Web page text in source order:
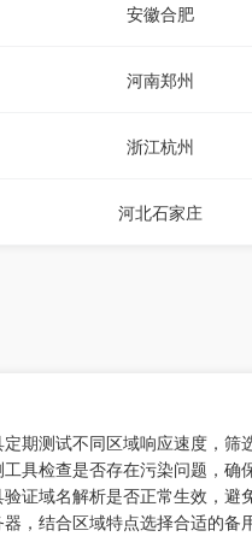
安徽合肥
河南郑州
浙江杭州
河北石家庄
期测试不同区域响应速度，筛
具检查是否存在污染问题，确
证域名解析是否正常生效，避
，结合区域特点选择合适的备